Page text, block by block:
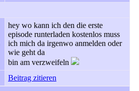
hey wo kann ich den die erste
episode runterladen kostenlos muss
ich mich da irgenwo anmelden oder
wie geht da
bin am verzweifeln
Beitrag zitieren